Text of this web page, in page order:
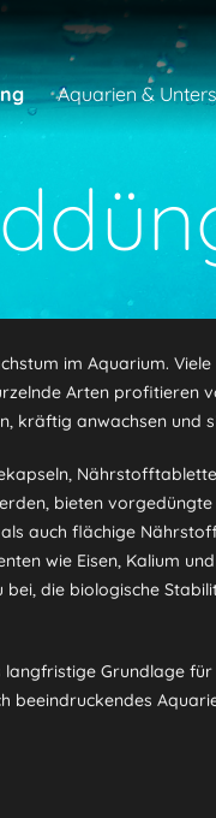
Aquarien &
im Aquarium.
Arten profitieren
kräftig anwachsen und
bieten
auch flächige
wie Eisen, Kalium
die biologische
Grundlage
beeindruckendes